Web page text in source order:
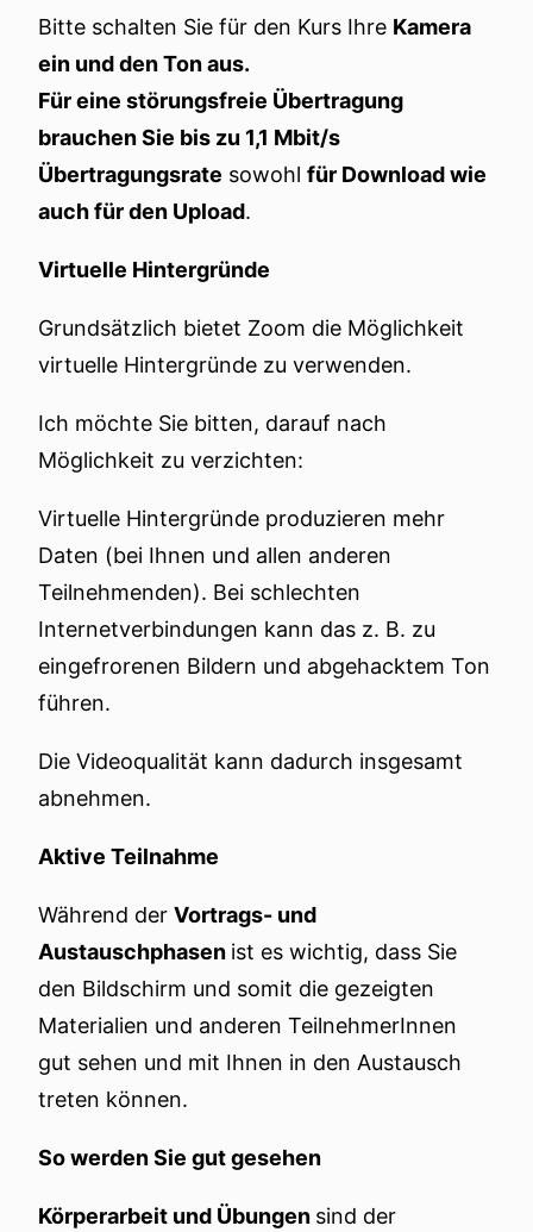
Bitte schalten Sie für den Kurs Ihre Kamera
ein und den Ton aus.
Für eine störungsfreie Übertragung
brauchen Sie bis zu 1,1 Mbit/s
Übertragungsrate sowohl für Download wie
auch für den Upload.
Virtuelle Hintergründe
Grundsätzlich bietet Zoom die Möglichkeit
virtuelle Hintergründe zu verwenden.
Ich möchte Sie bitten, darauf nach
Möglichkeit zu verzichten:
Virtuelle Hintergründe produzieren mehr
Daten (bei Ihnen und allen anderen
Teilnehmenden). Bei schlechten
Internetverbindungen kann das z. B. zu
eingefrorenen Bildern und abgehacktem Ton
führen.
Die Videoqualität kann dadurch insgesamt
abnehmen.
Aktive Teilnahme
Während der Vortrags- und
Austauschphasen ist es wichtig, dass Sie
den Bildschirm und somit die gezeigten
Materialien und anderen TeilnehmerInnen
gut sehen und mit Ihnen in den Austausch
treten können.
So werden Sie gut gesehen
Körperarbeit und Übungen sind der